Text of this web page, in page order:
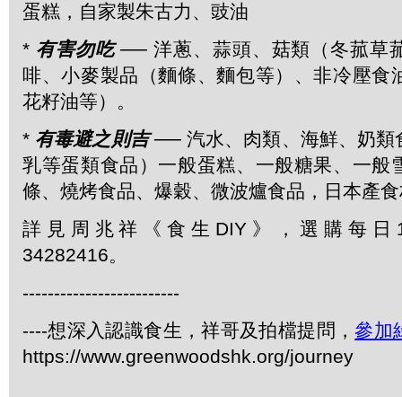
蛋糕，自家製朱古力、豉油
* 有害勿吃── 洋蔥、蒜頭、菇類（冬菰草
啡、小麥製品（麵條、麵包等）、非冷壓食
花籽油等）。
* 有毒避之則吉── 汽水、肉類、海鮮、奶類
乳等蛋類食品）一般蛋糕、一般糖果、一般
條、燒烤食品、爆穀、微波爐食品，日本產
詳見周兆祥《食生DIY》，選購每日
34282416。
-------------------------
----想深入認識食生，祥哥及拍檔提問，參加
https://www.greenwoodshk.org/journey